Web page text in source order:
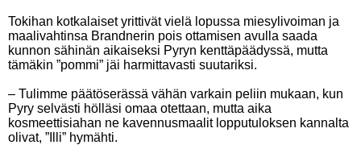
Tokihan kotkalaiset yrittivät vielä lopussa miesylivoiman ja
maalivahtinsa Brandnerin pois ottamisen avulla saada
kunnon sähinän aikaiseksi Pyryn kenttäpäädyssä, mutta
tämäkin ”pommi” jäi harmittavasti suutariksi.
– Tulimme päätöserässä vähän varkain peliin mukaan, kun
Pyry selvästi hölläsi omaa otettaan, mutta aika
kosmeettisiahan ne kavennusmaalit lopputuloksen kannalta
olivat, ”Illi” hymähti.